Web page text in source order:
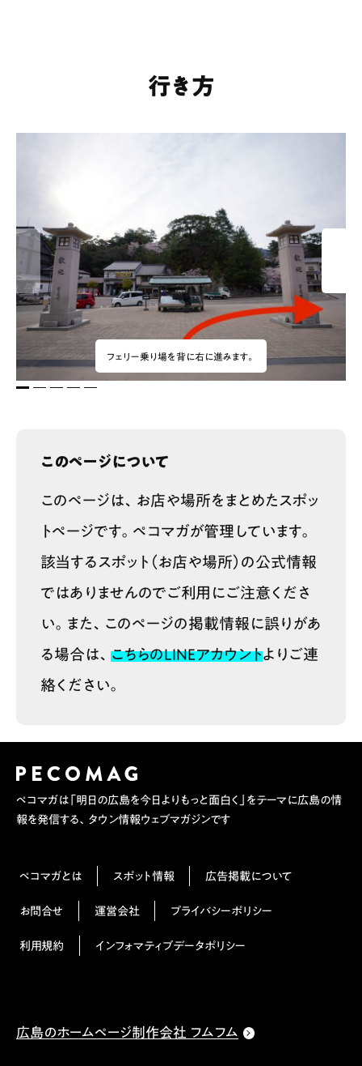
行き方
フェリー乗り場を背に右に進みます。
このページについて
このページは、お店や場所をまとめたスポッ
トページです。ペコマガが管理しています。
該当するスポット（お店や場所）の公式情報
ではありませんのでご利用にご注意くださ
い。また、このページの掲載情報に誤りがあ
る場合は、 こちらのLINEアカウントよりご連
絡ください。
ペコマガは「明日の広島を今日よりもっと面白く」をテーマに広島の情
報を発信する、タウン情報ウェブマガジンです
ペコマガとは スポット情報 広告掲載について
お問合せ 運営会社 プライバシーポリシー
利用規約 インフォマティブデータポリシー
広島のホームページ制作会社 フムフム